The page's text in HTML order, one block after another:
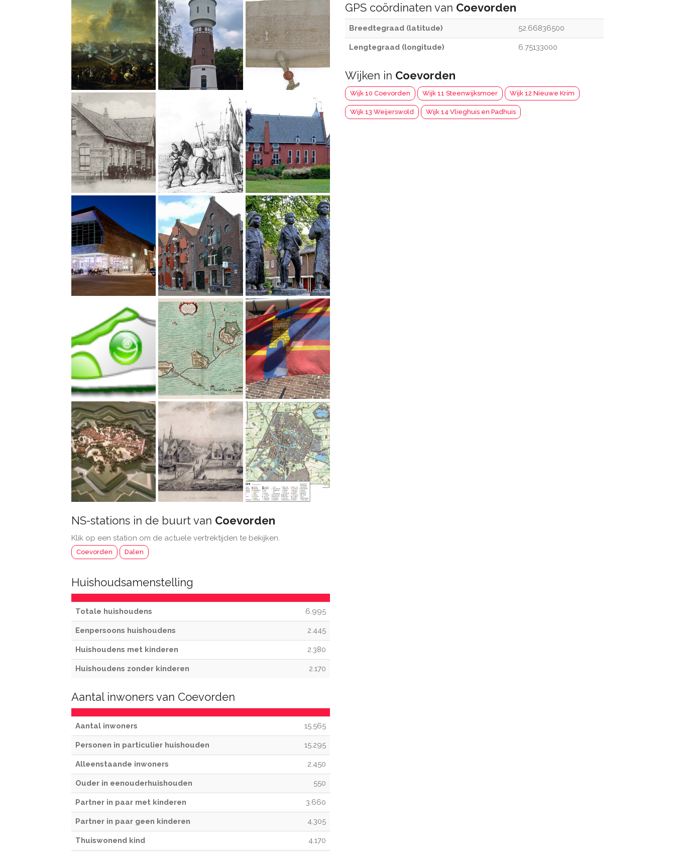
NS-stations in de buurt van Coevorden
Klik op een station om de actuele vertrektijden te bekijken.
Coevorden Dalen
Huishoudsamenstelling
Totale huishoudens 6.995
Eenpersoons huishoudens 2.445
Huishoudens met kinderen 2.380
Huishoudens zonder kinderen 2.170
Aantal inwoners van Coevorden
Aantal inwoners 15.565
Personen in particulier huishouden 15.295
Alleenstaande inwoners 2.450
Ouder in eenouderhuishouden 550
Partner in paar met kinderen 3.660
Partner in paar geen kinderen 4.305
Thuiswonend kind 4.170
GPS coördinaten van Coevorden
Breedtegraad (latitude) 52.66836500
Lengtegraad (longitude) 6.75133000
Wijken in Coevorden
Wijk 10 Coevorden Wijk 11 Steenwijksmoer Wijk 12 Nieuwe Krim
Wijk 13 Weijerswold Wijk 14 Vlieghuis en Padhuis